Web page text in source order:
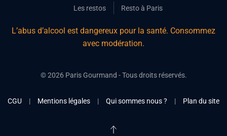
Les restos Resto à Paris
L’abus d’alcool est dangereux pour la santé. Consommez
avec modération.
©2026Paris Gourmand - Tous droits réservés.
CGU | Mentions légales | Qui sommes nous ? | Plan du site